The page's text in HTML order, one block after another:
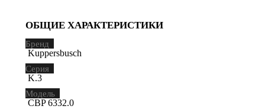
ОБЩИЕ ХАРАКТЕРИСТИКИ
Бренд
Kuppersbusch
Серия
K.3
Модель
CBP 6332.0